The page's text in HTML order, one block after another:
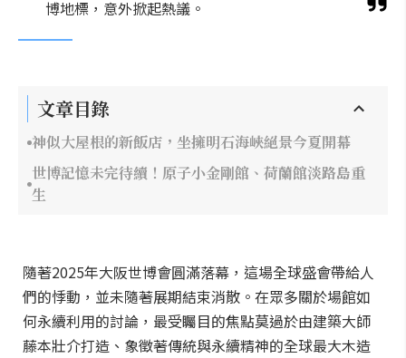
博地標，意外掀起熱議。
文章目錄
神似大屋根的新飯店，坐擁明石海峽絕景今夏開幕
世博記憶未完待續！原子小金剛館、荷蘭館淡路島重
生
隨著2025年大阪世博會圓滿落幕，這場全球盛會帶給人
們的悸動，並未隨著展期結束消散。在眾多關於場館如
何永續利用的討論，最受矚目的焦點莫過於由建築大師
藤本壯介打造、象徵著傳統與永續精神的全球最大木造